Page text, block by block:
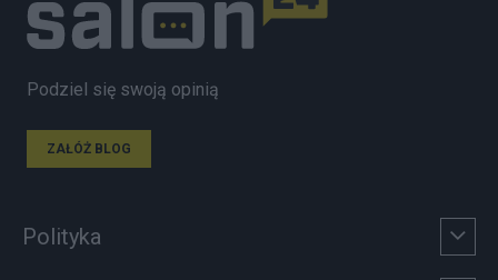
Podziel się swoją opinią
ZAŁÓŻ BLOG
Polityka